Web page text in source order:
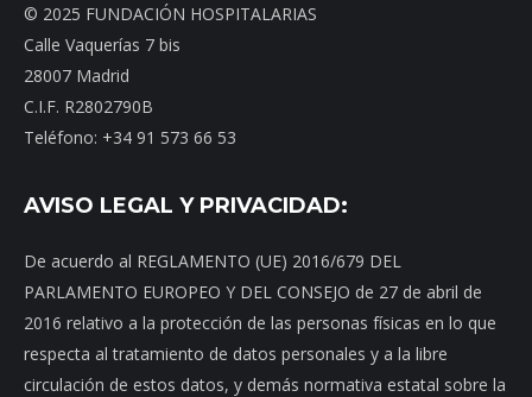
© 2025 FUNDACIÓN HOSPITALARIAS
Calle Vaquerías 7 bis
28007 Madrid
C.I.F. R2802790B
Teléfono: +34 91 573 66 53
AVISO LEGAL Y PRIVACIDAD:
De acuerdo al REGLAMENTO (UE) 2016/679 DEL
PARLAMENTO EUROPEO Y DEL CONSEJO de 27 de abril de
2016 relativo a la protección de las personas físicas en lo que
respecta al tratamiento de datos personales y a la libre
circulación de estos datos, y demás normativa estatal sobre la